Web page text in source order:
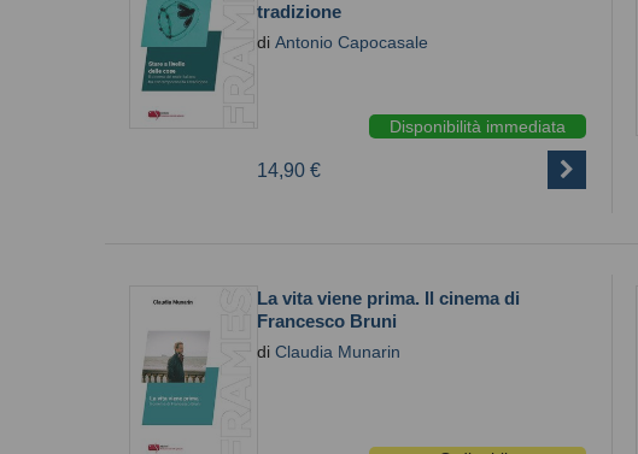
tradizione
di Antonio Capocasale
Disponibilità immediata
14,90 €
La vita viene prima. Il cinema di
Francesco Bruni
di Claudia Munarin